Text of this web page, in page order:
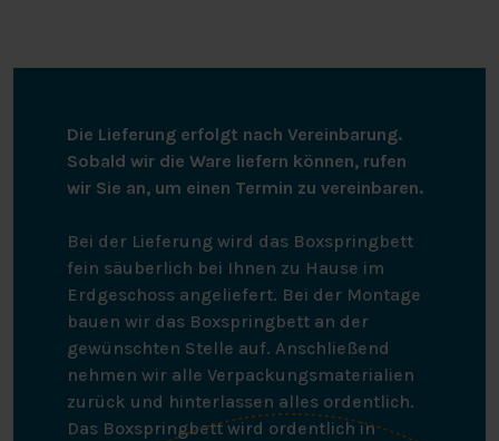
Die Lieferung erfolgt nach Vereinbarung.
Sobald wir die Ware liefern können, rufen
wir Sie an, um einen Termin zu vereinbaren.
Bei der Lieferung wird das Boxspringbett
fein säuberlich bei Ihnen zu Hause im
Erdgeschoss angeliefert. Bei der Montage
bauen wir das Boxspringbett an der
gewünschten Stelle auf. Anschließend
nehmen wir alle Verpackungsmaterialien
zurück und hinterlassen alles ordentlich.
Das Boxspringbett wird ordentlich in